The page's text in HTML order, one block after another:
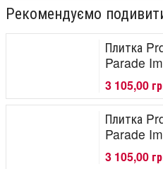
Рекомендуємо
Плитка
Parade
3 105,00
Плитка
Parade
3 105,00